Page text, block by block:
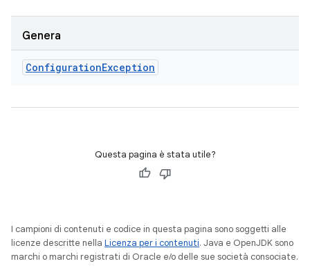
Genera
ConfigurationException
Questa pagina è stata utile?
I campioni di contenuti e codice in questa pagina sono soggetti alle
licenze descritte nella Licenza per i contenuti. Java e OpenJDK sono
marchi o marchi registrati di Oracle e/o delle sue società consociate.